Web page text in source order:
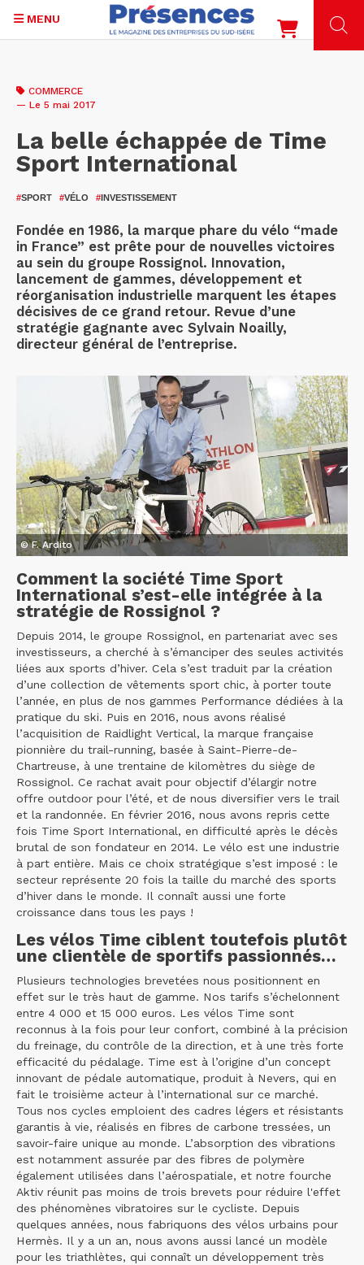
contenu
MENU
COMMERCE
— Le 5 mai 2017
La belle échappée de Time
Sport International
#SPORT #VÉLO #INVESTISSEMENT
Fondée en 1986, la marque phare du vélo “made
in France” est prête pour de nouvelles victoires
au sein du groupe Rossignol. Innovation,
lancement de gammes, développement et
réorganisation industrielle marquent les étapes
décisives de ce grand retour. Revue d’une
stratégie gagnante avec Sylvain Noailly,
directeur général de l’entreprise.
© F. Ardito
Comment la société Time Sport
International s’est-elle intégrée à la
stratégie de Rossignol ?
Depuis 2014, le groupe Rossignol, en partenariat avec ses
investisseurs, a cherché à s’émanciper des seules activités
liées aux sports d’hiver. Cela s’est traduit par la création
d’une collection de vêtements sport chic, à porter toute
l’année, en plus de nos gammes Performance dédiées à la
pratique du ski. Puis en 2016, nous avons réalisé
l’acquisition de Raidlight Vertical, la marque française
pionnière du trail-running, basée à Saint-Pierre-de-
Chartreuse, à une trentaine de kilomètres du siège de
Rossignol. Ce rachat avait pour objectif d’élargir notre
offre outdoor pour l’été, et de nous diversifier vers le trail
et la randonnée. En février 2016, nous avons repris cette
fois Time Sport International, en difficulté après le décès
brutal de son fondateur en 2014. Le vélo est une industrie
à part entière. Mais ce choix stratégique s’est imposé : le
secteur représente 20 fois la taille du marché des sports
d’hiver dans le monde. Il connaît aussi une forte
croissance dans tous les pays !
Les vélos Time ciblent toutefois plutôt
une clientèle de sportifs passionnés…
Plusieurs technologies brevetées nous positionnent en
effet sur le très haut de gamme. Nos tarifs s’échelonnent
entre 4 000 et 15 000 euros. Les vélos Time sont
reconnus à la fois pour leur confort, combiné à la précision
du freinage, du contrôle de la direction, et à une très forte
efficacité du pédalage. Time est à l’origine d’un concept
innovant de pédale automatique, produit à Nevers, qui en
fait le troisième acteur à l’international sur ce marché.
Tous nos cycles emploient des cadres légers et résistants
garantis à vie, réalisés en fibres de carbone tressées, un
savoir-faire unique au monde. L’absorption des vibrations
est notamment assurée par des fibres de polymère
également utilisées dans l’aérospatiale, et notre fourche
Aktiv réunit pas moins de trois brevets pour réduire l'effet
des phénomènes vibratoires sur le cycliste. Depuis
quelques années, nous fabriquons des vélos urbains pour
Hermès. Il y a un an, nous avons aussi lancé un modèle
pour les triathlètes, qui connaît un développement très